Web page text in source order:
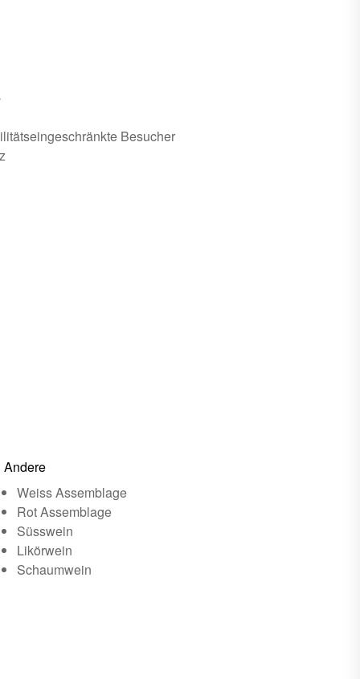
Besucher
Andere
Weiss Assemblage
Rot Assemblage
Süsswein
Likörwein
Schaumwein